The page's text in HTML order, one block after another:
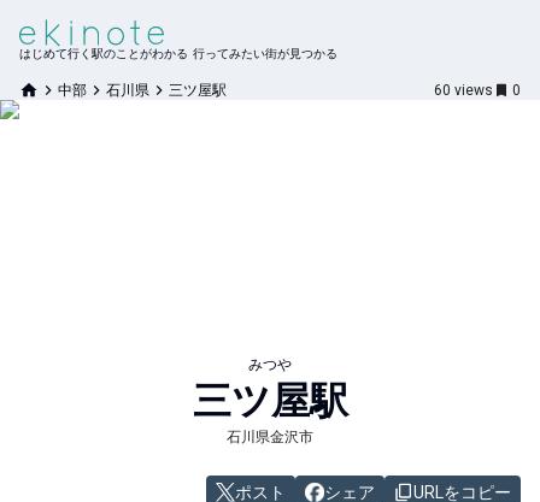
はじめて行く駅のことがわかる 行ってみたい街が見つかる
中部 石川県 三ツ屋駅 60 views 0
みつや
三ツ屋駅
石川県金沢市
ポスト シェア URLをコピー